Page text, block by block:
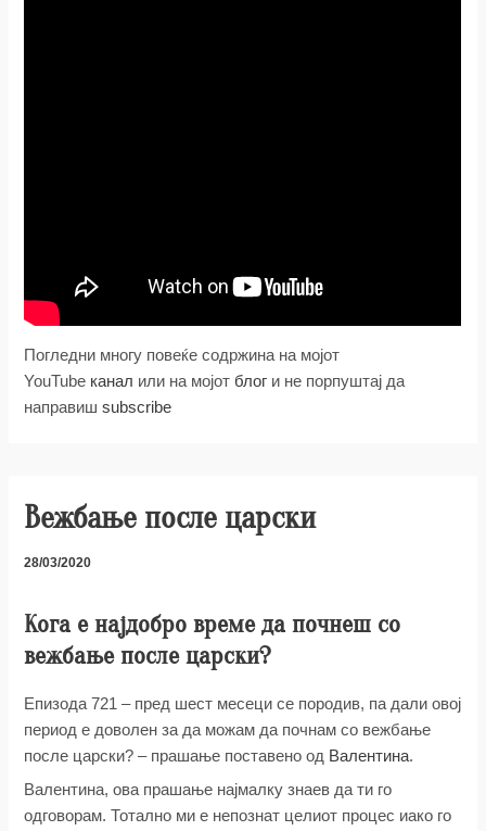
Погледни многу повеќе содржина на мојот
YouTube канал или на мојот блог и не порпуштај да
направишsubscribe
Вежбање после царски
28/03/2020
Кога е најдобро време да почнеш со
вежбање после царски?
Епизода 721 – пред шест месеци се породив, па дали овој
период е доволен за да можам да почнам со вежбање
после царски? – прашање поставено од Валентина.
Валентина, ова прашање најмалку знаев да ти го
одговорам. Тотално ми е непознат целиот процес иако го